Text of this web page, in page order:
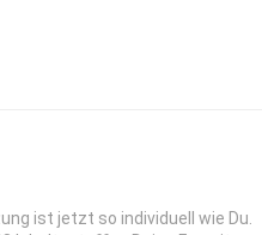
ist jetzt so individuell wie Du.